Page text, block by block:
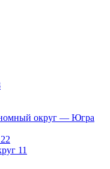
округ — Югра
22
11